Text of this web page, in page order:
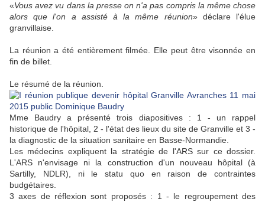
«Vous avez vu dans la presse on n'a pas compris la même chose
alors que l'on a assisté à la même réunion» déclare l'élue
granvillaise.
La réunion a été entièrement filmée. Elle peut être visonnée en
fin de billet.
Le résumé de la réunion.
Mme Baudry a présenté trois diapositives : 1 - un rappel
historique de l'hôpital, 2 - l'état des lieux du site de Granville et 3 -
la diagnostic de la situation sanitaire en Basse-Normandie.
Les médecins expliquent la stratégie de l'ARS sur ce dossier.
L'ARS n'envisage ni la construction d'un nouveau hôpital (à
Sartilly, NDLR), ni le statu quo en raison de contraintes
budgétaires.
3 axes de réflexion sont proposés : 1 - le regroupement des